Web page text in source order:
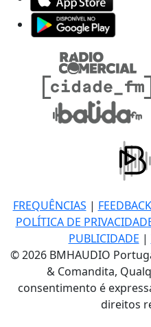
FREQUÊNCIAS | FEEDBACK
POLÍTICA DE
PUBLICIDADE |
© 2026 BMHAUDIO
& Comandita,
consentimento é
direitos